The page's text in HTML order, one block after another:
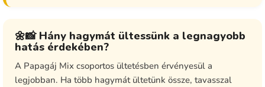
🌼📸 Hány hagymát ültessünk a legnagyobb
hatás érdekében?
A Papagáj Mix csoportos ültetésben érvényesül a
legjobban. Ha több hagymát ültetünk össze, tavasszal